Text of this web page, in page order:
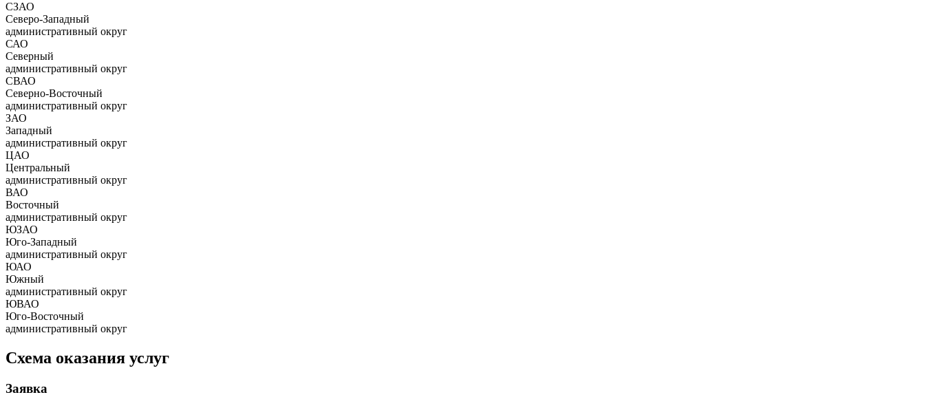
СЗАО
Северо-Западный
административный округ
САО
Северный
административный округ
СВАО
Северно-Восточный
административный округ
ЗАО
Западный
административный округ
ЦАО
Центральный
административный округ
ВАО
Восточный
административный округ
ЮЗАО
Юго-Западный
административный округ
ЮАО
Южный
административный округ
ЮВАО
Юго-Восточный
административный округ
Схема оказания услуг
Заявка